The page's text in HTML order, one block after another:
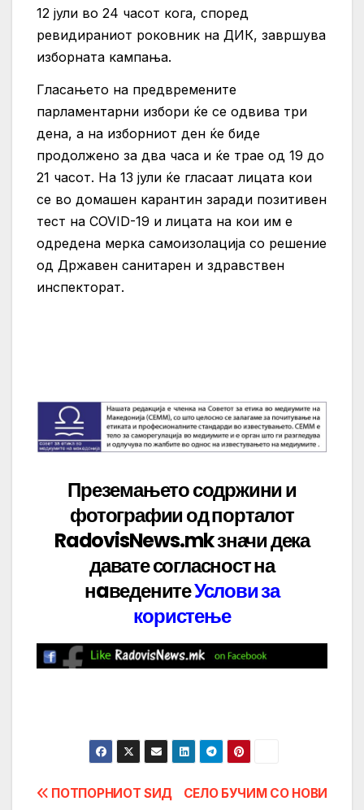
12 јули во 24 часот кога, според
ревидираниот роковник на ДИК, завршува
изборната кампања.
Гласањето на предвремените
парламентарни избори ќе се одвива три
дена, а на изборниот ден ќе биде
продолжено за два часа и ќе трае од 19 до
21 часот. На 13 јули ќе гласаат лицата кои
се во домашен карантин заради позитивен
тест на COVID-19 и лицата на кои им е
одредена мерка самоизолација со решение
од Државен санитарен и здравствен
инспекторат.
Преземањето содржини и
фотографии од порталот
RadovisNews.mk значи дека
даватесогласност на
нaведенитеУслови за
користење
Post
СЕЛО БУЧИМ СО НОВИ
ПОТПОРНИОТ ЅИД